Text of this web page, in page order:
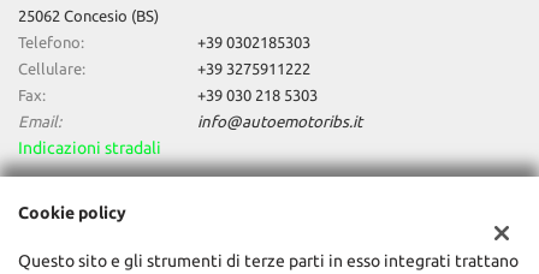
25062 Concesio (BS)
Telefono:
+39 0302185303
Cellulare:
+39 3275911222
Fax:
+39 030 218 5303
Email:
info@autoemotoribs.it
Indicazioni stradali
Auto & Motori Di Daniele Bagozzi
Cookie policy
Questo sito e gli strumenti di terze parti in esso integrati trattano